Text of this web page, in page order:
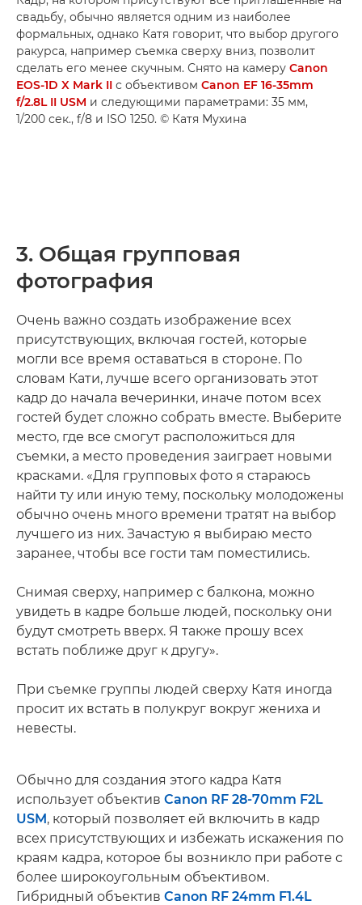
свадьбу, обычно является одним из наиболее
формальных, однако Катя говорит, что выбор другого
ракурса, например съемка сверху вниз, позволит
сделать его менее скучным. Снято на камеру Canon
EOS-1D X Mark II с объективом Canon EF 16-35mm
f/2.8L II USM и следующими параметрами: 35 мм,
1/200 сек., f/8 и ISO 1250. © Катя Мухина
3. Общая групповая
фотография
Очень важно создать изображение всех
присутствующих, включая гостей, которые
могли все время оставаться в стороне. По
словам Кати, лучше всего организовать этот
кадр до начала вечеринки, иначе потом всех
гостей будет сложно собрать вместе. Выберите
место, где все смогут расположиться для
съемки, а место проведения заиграет новыми
красками. «Для групповых фото я стараюсь
найти ту или иную тему, поскольку молодожены
обычно очень много времени тратят на выбор
лучшего из них. Зачастую я выбираю место
заранее, чтобы все гости там поместились.
Снимая сверху, например с балкона, можно
увидеть в кадре больше людей, поскольку они
будут смотреть вверх. Я также прошу всех
встать поближе друг к другу».
При съемке группы людей сверху Катя иногда
просит их встать в полукруг вокруг жениха и
невесты.
Обычно для создания этого кадра Катя
использует объектив Canon RF 28-70mm F2L
USM, который позволяет ей включить в кадр
всех присутствующих и избежать искажения по
краям кадра, которое бы возникло при работе с
более широкоугольным объективом.
Гибридный объектив Canon RF 24mm F1.4L